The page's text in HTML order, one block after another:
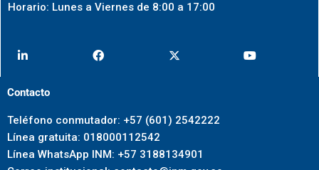
Horario: Lunes a Viernes de 8:00 a 17:00
Contacto
Teléfono conmutador: +57 (601) 2542222
Línea gratuita: 018000112542
Línea WhatsApp INM: +57 3188134901